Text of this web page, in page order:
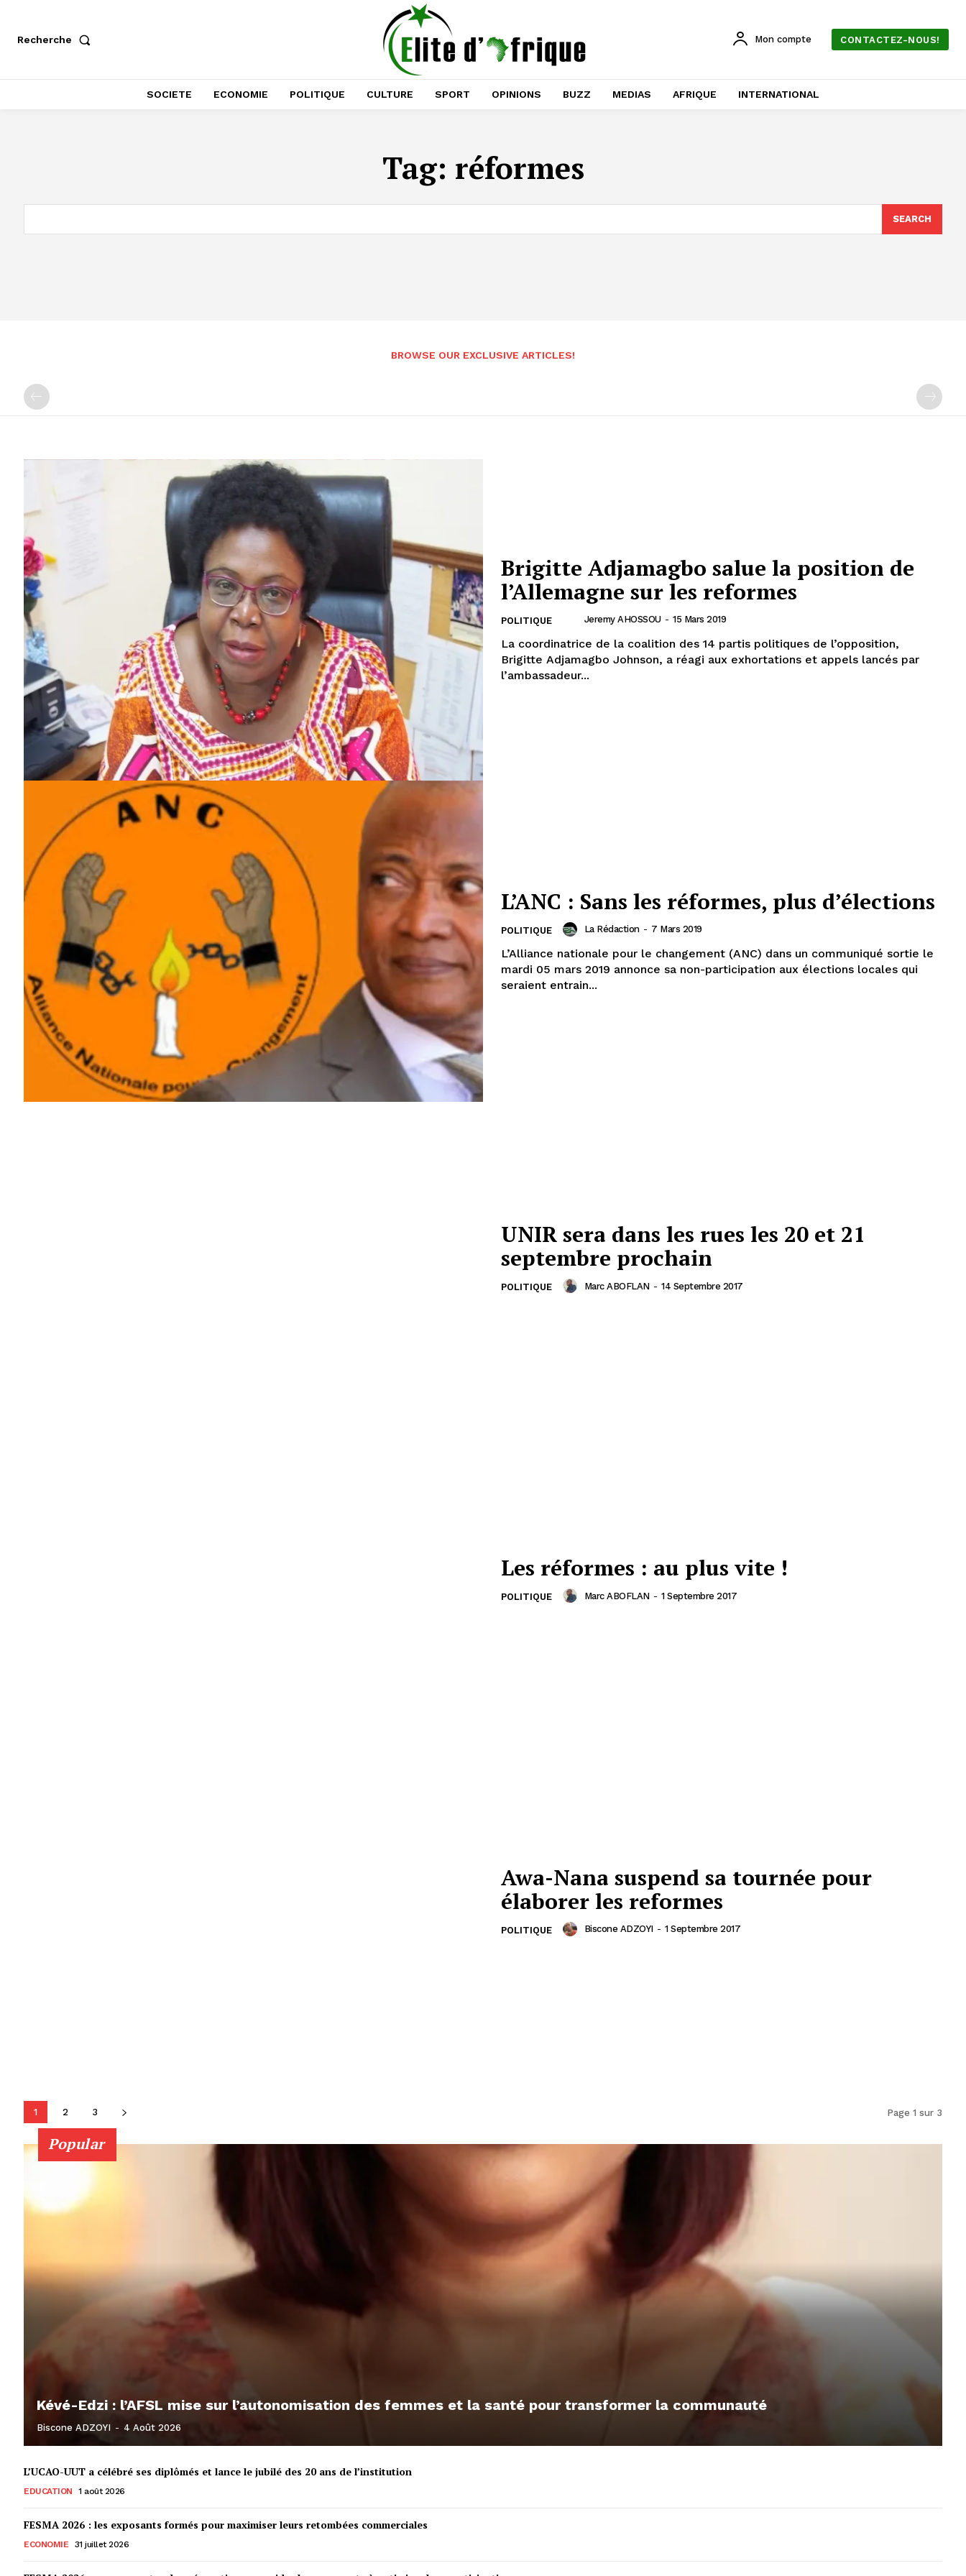
Recherche Mon compte CONTACTEZ-NOUS!
SOCIETE ECONOMIE POLITIQUE CULTURE SPORT OPINIONS BUZZ MEDIAS AFRIQUE INTERNATIONAL
Tag: réformes
SEARCH
BROWSE OUR EXCLUSIVE ARTICLES!
Brigitte Adjamagbo salue la position de
l’Allemagne sur les reformes
POLITIQUE Jeremy AHOSSOU - 15 Mars 2019
La coordinatrice de la coalition des 14 partis politiques de l’opposition,
Brigitte Adjamagbo Johnson, a réagi aux exhortations et appels lancés par
l’ambassadeur...
L’ANC : Sans les réformes, plus d’élections
POLITIQUE La Rédaction - 7 Mars 2019
L’Alliance nationale pour le changement (ANC) dans un communiqué sortie le
mardi 05 mars 2019 annonce sa non-participation aux élections locales qui
seraient entrain...
UNIR sera dans les rues les 20 et 21
septembre prochain
POLITIQUE Marc ABOFLAN - 14 Septembre 2017
Les réformes : au plus vite !
POLITIQUE Marc ABOFLAN - 1 Septembre 2017
Awa-Nana suspend sa tournée pour
élaborer les reformes
POLITIQUE Biscone ADZOYI - 1 Septembre 2017
1 2 3 Page 1 sur 3
Popular
Kévé-Edzi : l’AFSL mise sur l’autonomisation des femmes et la santé pour transformer la communauté
Biscone ADZOYI - 4 Août 2026
L’UCAO-UUT a célébré ses diplômés et lance le jubilé des 20 ans de l’institution
EDUCATION 1 août 2026
FESMA 2026 : les exposants formés pour maximiser leurs retombées commerciales
ECONOMIE 31 juillet 2026